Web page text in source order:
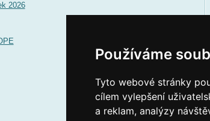
Používáme
Tyto webové stránky
cílem vylepšení
a reklam, analýzy
2026